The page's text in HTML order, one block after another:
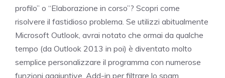
profilo” o “Elaborazione in corso”? Scopri come
risolvere il fastidioso problema. Se utilizzi abitualmente
Microsoft Outlook, avrai notato che ormai da qualche
tempo (da Outlook 2013 in poi) è diventato molto
semplice personalizzare il programma con numerose
funzioni aggiuntive. Add-in per filtrare lo spam,